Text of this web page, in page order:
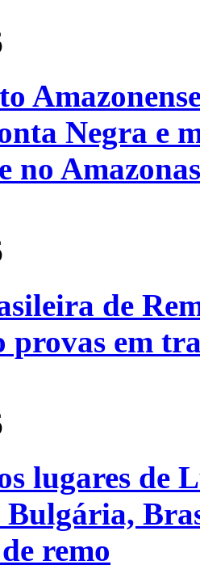
Negra e
no Amazonas
de
provas em
lugares de
Bulgária,
remo